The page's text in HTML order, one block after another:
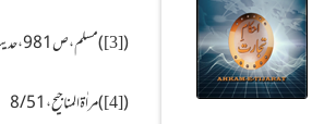
(
[3])مسلم، ص981، حدیث: 6072- مشکاۃُ المصابیح، 2/360، حدیث: 5785
(
[4])مراٰۃ المناجیح، 8/51